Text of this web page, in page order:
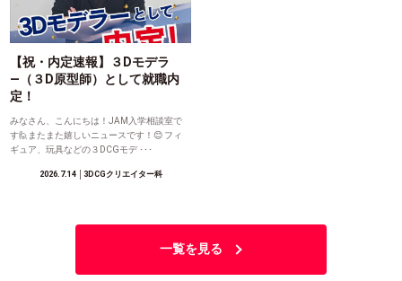
【祝・内定速報】３Dモデラ
―（３D原型師）として就職内
定！
みなさん、こんにちは！JAM入学相談室で
す🙋またまた嬉しいニュースです！😊 フィ
ギュア、玩具などの３DCGモデ ･･･
2026.7.14│3DCGクリエイター科
一覧を見る